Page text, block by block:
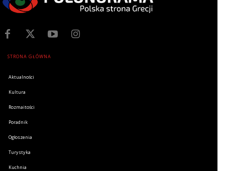
STRONA GŁÓWNA
Aktualności
Kultura
Rozmaitości
Poradnik
Ogłoszenia
Turystyka
Kuchnia